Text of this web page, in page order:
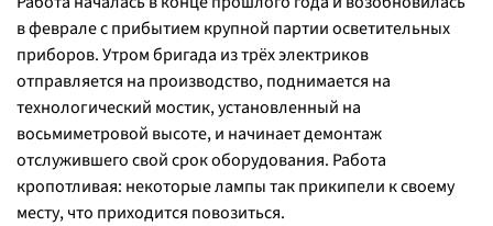
в феврале с прибытием крупной партии осветительных
приборов. Утром бригада из трёх электриков
отправляется на производство, поднимается на
технологический мостик, установленный на
восьмиметровой высоте, и начинает демонтаж
отслужившего свой срок оборудования. Работа
кропотливая: некоторые лампы так прикипели к своему
месту, что приходится повозиться.